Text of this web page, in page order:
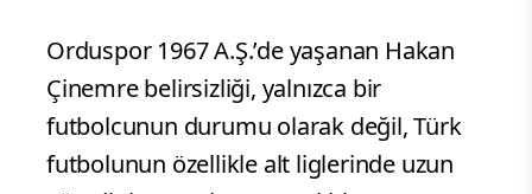
Orduspor 1967 A.Ş.’de yaşanan Hakan
Çinemre belirsizliği, yalnızca bir
futbolcunun durumu olarak değil, Türk
futbolunun özellikle alt liglerinde uzun